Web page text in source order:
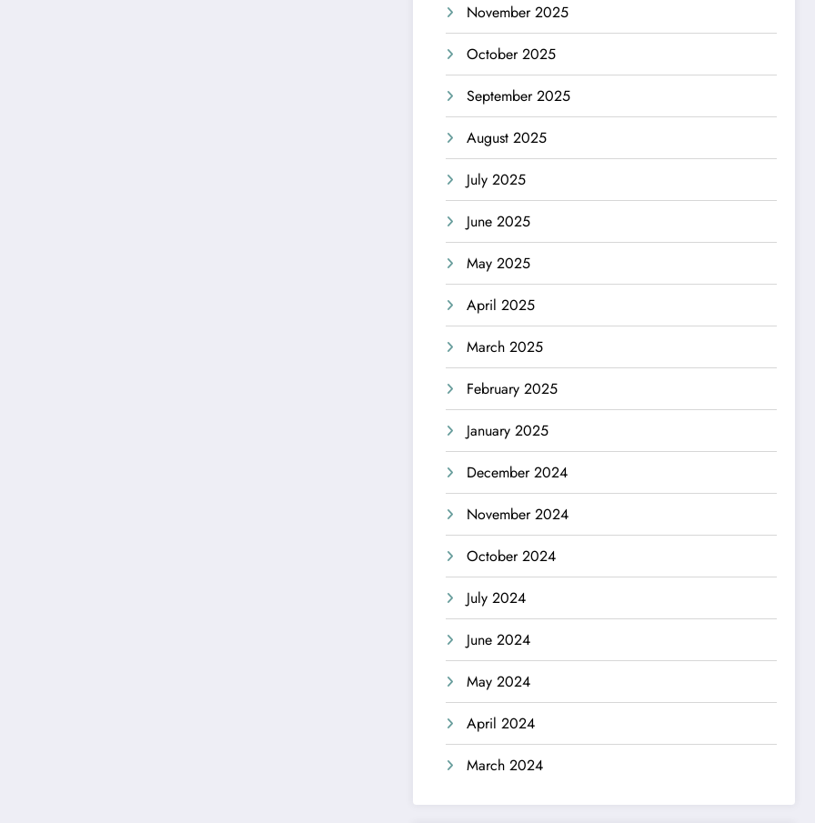
November 2025
October 2025
September 2025
August 2025
July 2025
June 2025
May 2025
April 2025
March 2025
February 2025
January 2025
December 2024
November 2024
October 2024
July 2024
June 2024
May 2024
April 2024
March 2024